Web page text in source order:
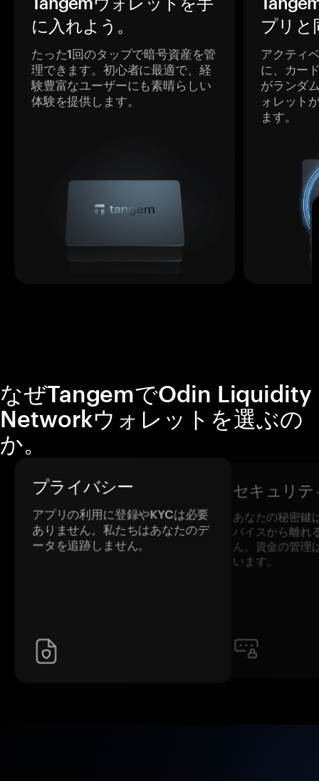
に入れよう。
たった1回のタップで暗号資産を管
理できます。初心者に最適で、経
験豊富なユーザーにも素晴らしい
体験を提供します。
プリと
アクティ
に、カー
がランダ
ォレット
ます。
なぜTangemでOdin Liquidity
Networkウォレットを選ぶの
か。
プライバシー
アプリの利用に登録やKYCは必要
ありません。私たちはあなたのデ
ータを追跡しません。
セキュリテ
あなたの秘密鍵
バイスから離れ
ん。資金の管理
います。